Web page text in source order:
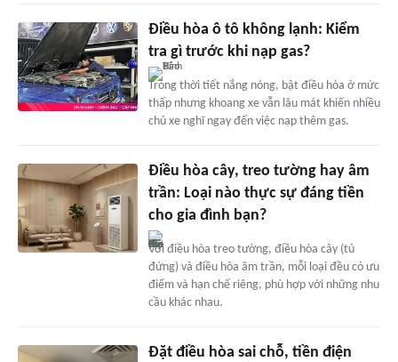
Điều hòa ô tô không lạnh: Kiểm
tra gì trước khi nạp gas?
Trong thời tiết nắng nóng, bật điều hòa ở mức
thấp nhưng khoang xe vẫn lâu mát khiến nhiều
chủ xe nghĩ ngay đến việc nạp thêm gas.
Điều hòa cây, treo tường hay âm
trần: Loại nào thực sự đáng tiền
cho gia đình bạn?
Với điều hòa treo tường, điều hòa cây (tủ
đứng) và điều hòa âm trần, mỗi loại đều có ưu
điểm và hạn chế riêng, phù hợp với những nhu
cầu khác nhau.
Đặt điều hòa sai chỗ, tiền điện